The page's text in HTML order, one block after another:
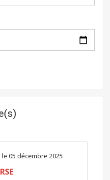
05 décembre 2025